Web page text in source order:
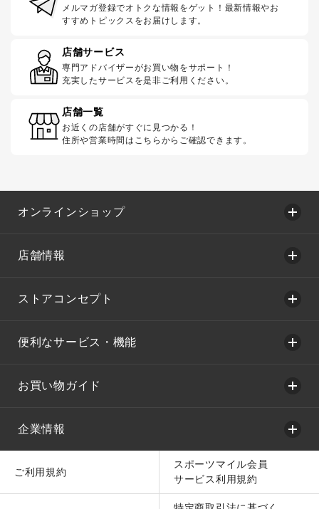
メルマガ登録でオトクな情報をゲット！最新情報やお
すすめトピックスをお届けします。
店舗サービス
専門アドバイザーがお買い物をサポート！
充実したサービスを是非ご利用ください。
店舗一覧
お近くの店舗がすぐに見つかる！
住所や営業時間はこちらからご確認できます。
オンラインショップ
店舗情報
ストアコンセプト
便利なサービス・機能
お買い物ガイド
企業情報
ご利用規約
スポーツマイル会員
サービス利用規約